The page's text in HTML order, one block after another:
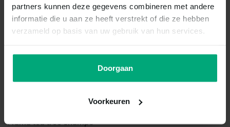
partners kunnen deze gegevens combineren met andere
informatie die u aan ze heeft verstrekt of die ze hebben
verzameld op basis van uw gebruik van hun services.
Doorgaan
Voorkeuren
Frama tea tree shampo